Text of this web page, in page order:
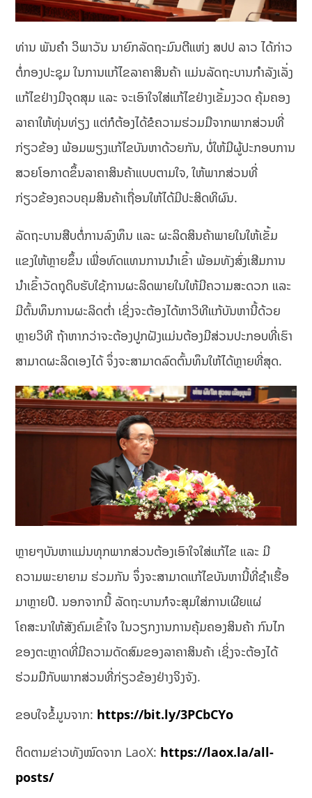
ທ່ານ ພັນຄຳ ວິພາວັນ ນາຍົກລັດຖະມົນຕີແຫ່ງ ສປປ ລາວ ໄດ້ກ່າວ
ຕໍ່ກອງປະຊຸມ ໃນການແກ້ໄຂລາຄາສິນຄ້າ ແມ່ນລັດຖະບານກຳລັງເລັ່ງ
ແກ້ໄຂຢ່າງມີຈຸດສຸມ ແລະ ຈະເອົາໃຈໃສ່ແກ້ໄຂຢ່າງເຂັ້ມງວດ ຄຸ້ມຄອງ
ລາຄາໃຫ້ທຸ່ນທ່ຽງ ແຕ່ກໍຕ້ອງໄດ້ຂໍຄວາມຮ່ວມມືຈາກພາກສ່ວນທີ່
ກ່ຽວຂ້ອງ ພ້ອມພຽງແກ້ໄຂບັນຫາດ້ວຍກັນ, ບໍ່ໃຫ້ມີຜູ້ປະກອບການ
ສວຍໂອກາດຂຶ້ນລາຄາສິນຄ້າແບບຕາມໃຈ, ໃຫ້ພາກສ່ວນທີ່
ກ່ຽວຂ້ອງຄວບຄຸມສິນຄ້າເຖື່ອນໃຫ້ໄດ້ມີປະສິດທິຜົນ.
ລັດຖະບານສືບຕໍ່ການລົງທຶນ ແລະ ຜະລິດສິນຄ້າພາຍໃນໃຫ້ເຂັ້ມ
ແຂງໃຫ້ຫຼາຍຂຶ້ນ ເພື່ອທົດແທນການນຳເຂົ້າ ພ້ອມທັງສົ່ງເສີມການ
ນຳເຂົ້າວັດຖຸດິບຮັບໃຊ້ການຜະລິດພາຍໃນໃຫ້ມີຄວາມສະດວກ ແລະ
ມີຕົ້ນທຶນການຜະລິດຕ່ຳ ເຊິ່ງຈະຕ້ອງໄດ້ຫາວິທີແກ້ບັນຫານີ້ດ້ວຍ
ຫຼາຍວິທີ ຖ້າຫາກວ່າຈະຕ້ອງປູກຝັງແມ່ນຕ້ອງມີສ່ວນປະກອບທີ່ເຮົາ
ສາມາດຜະລິດເອງໄດ້ ຈຶ່ງຈະສາມາດລົດຕົ້ນທຶນໃຫ້ໄດ້ຫຼາຍທີ່ສຸດ.
ຫຼາຍໆບັນຫາແມ່ນທຸກພາກສ່ວນຕ້ອງເອົາໃຈໃສ່ແກ້ໄຂ ແລະ ມີ
ຄວາມພະຍາຍາມ ຮ່ວມກັນ ຈຶ່ງຈະສາມາດແກ້ໄຂບັນຫານີ້ທີ່ຊຳເຮື້ອ
ມາຫຼາຍປີ. ນອກຈາກນີ້ ລັດຖະບານກໍຈະສຸມໃສ່ການເຜີຍແຜ່
ໂຄສະນາໃຫ້ສັງຄົມເຂົ້າໃຈ ໃນວຽກງານການຄຸ້ມຄອງສິນຄ້າ ກົນໄກ
ຂອງຕະຫຼາດທີ່ມີຄວາມດັດສົມຂອງລາຄາສິນຄ້າ ເຊິ່ງຈະຕ້ອງໄດ້
ຮ່ວມມືກັບພາກສ່ວນທີ່ກ່ຽວຂ້ອງຢ່າງຈິງຈັງ.
ຂອບໃຈຂໍ້ມູນຈາກ: https://bit.ly/3PCbCYo
ຕິດຕາມຂ່າວທັງໝົດຈາກ LaoX: https://laox.la/all-
posts/